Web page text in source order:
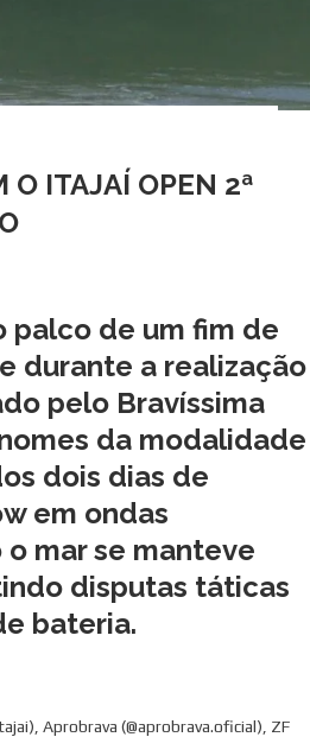
O ITAJAÍ OPEN 2ª
palco de um fim de
durante a realização
pelo Bravíssima
da modalidade
dois dias de
em ondas
mar se manteve
disputas táticas
bateria.
Aprobrava (@aprobrava.oficial), ZF